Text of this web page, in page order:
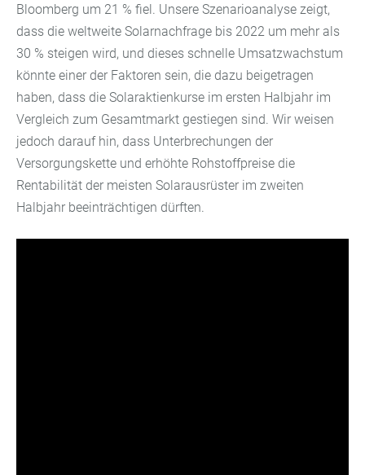
Bloomberg um 21 % fiel. Unsere Szenarioanalyse zeigt,
dass die weltweite Solarnachfrage bis 2022 um mehr als
30 % steigen wird, und dieses schnelle Umsatzwachstum
könnte einer der Faktoren sein, die dazu beigetragen
haben, dass die Solaraktienkurse im ersten Halbjahr im
Vergleich zum Gesamtmarkt gestiegen sind. Wir weisen
jedoch darauf hin, dass Unterbrechungen der
Versorgungskette und erhöhte Rohstoffpreise die
Rentabilität der meisten Solarausrüster im zweiten
Halbjahr beeinträchtigen dürften.